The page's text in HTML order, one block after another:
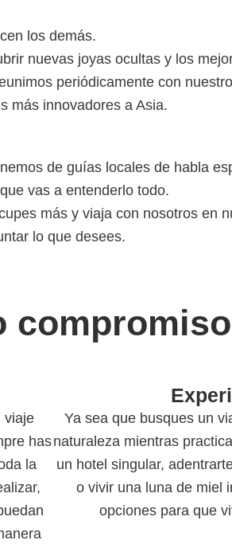
los demás.
nuevas joyas ocultas y los
periódicamente con
más innovadores a Asia.
de guías locales de habla
vas a entenderlo todo.
más y viaja con nosotros en
lo que desees.
compromiso
viaje
has
la
Ya sea que busques un
naturaleza mientras
un hotel singular,
o vivir una luna de miel
opciones para que